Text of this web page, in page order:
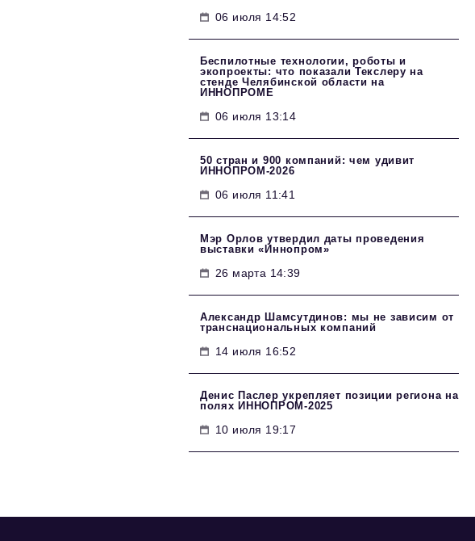
06 июля 14:52
Беспилотные технологии, роботы и
экопроекты: что показали Текслеру на
стенде Челябинской области на
ИННОПРОМЕ
06 июля 13:14
50 стран и 900 компаний: чем удивит
ИННОПРОМ‑2026
06 июля 11:41
Мэр Орлов утвердил даты проведения
выставки «Иннопром»
26 марта 14:39
Александр Шамсутдинов: мы не зависим от
транснациональных компаний
14 июля 16:52
Денис Паслер укрепляет позиции региона на
полях ИННОПРОМ-2025
10 июля 19:17